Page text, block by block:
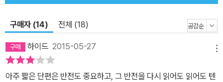
구매자 (14) 전체 (18)
하이드 2015-05-27
아주 짧은 단편은 반전도 중요하고, 그 반전을 다시 읽어도 읽어도 텐